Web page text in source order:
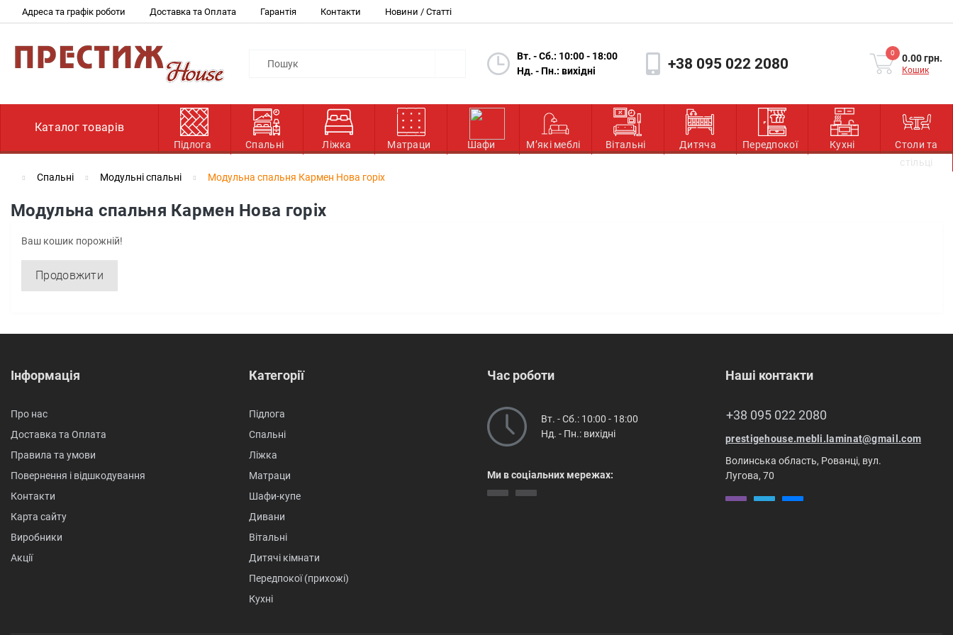
Адреса та графік роботи Доставка та Оплата Гарантія Контакти Новини / Статті
Вт. - Сб.: 10:00 - 18:00
Нд. - Пн.: вихідні
+38 095 022 2080
0 0.00 грн.
Кошик
Каталог товарів
Підлога Спальні Ліжка Матраци Шафи М’які меблі Вітальні Дитяча Передпокої Кухні
Столи та
стільці
Спальні
Модульні спальні Модульна спальня Кармен Нова горіх
Модульна спальня Кармен Нова горіх
Ваш кошик порожній!
Продовжити
Інформація
Про нас
Доставка та Оплата
Правила та умови
Повернення і відшкодування
Контакти
Карта сайту
Виробники
Акції
Категорії
Підлога
Спальні
Ліжка
Матраци
Шафи-купе
Дивани
Вітальні
Дитячі кімнати
Передпокої (прихожі)
Кухні
Час роботи
Вт. - Сб.: 10:00 - 18:00
Нд. - Пн.: вихідні
Ми в соціальних мережах:
Наші контакти
+38 095 022 2080
prestigehouse.mebli.laminat@gmail.com
Волинська область, Рованці, вул.
Лугова, 70